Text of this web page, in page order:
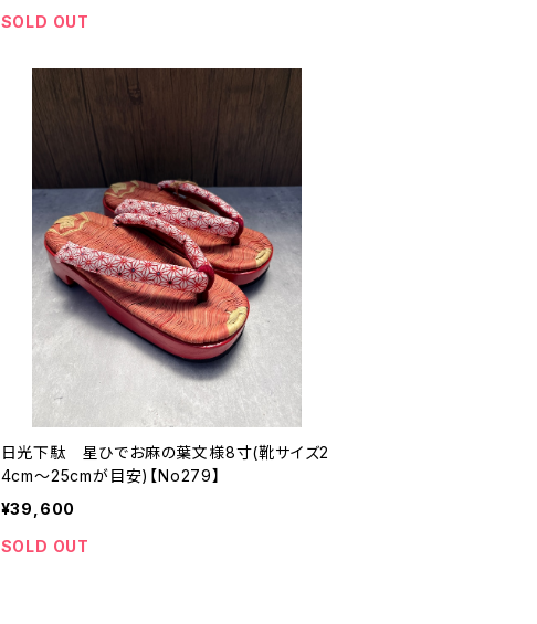
SOLD OUT
日光下駄 星ひでお麻の葉文様8寸(靴サイズ2
4cm〜25cmが目安)【No279】
¥39,600
SOLD OUT